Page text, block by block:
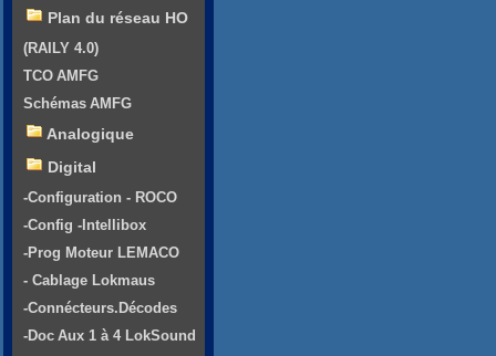
Plan du réseau HO
(RAILY 4.0)
TCO AMFG
Schémas AMFG
Analogique
Digital
-Configuration - ROCO
-Config -Intellibox
-Prog Moteur LEMACO
- Cablage Lokmaus
-Connécteurs.Décodes
-Doc Aux 1 à 4 LokSound